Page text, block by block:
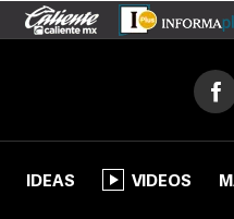
IDEAS VIDEOS